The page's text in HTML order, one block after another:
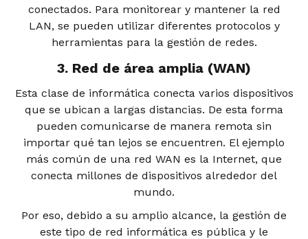
conectados. Para monitorear y mantener la red
LAN, se pueden utilizar diferentes protocolos y
herramientas para la gestión de redes.
3. Red de área amplia (WAN)
Esta clase de informática conecta varios dispositivos
que se ubican a largas distancias. De esta forma
pueden comunicarse de manera remota sin
importar qué tan lejos se encuentren. El ejemplo
más común de una red WAN es la Internet, que
conecta millones de dispositivos alrededor del
mundo.
Por eso, debido a su amplio alcance, la gestión de
este tipo de red informática es pública y le